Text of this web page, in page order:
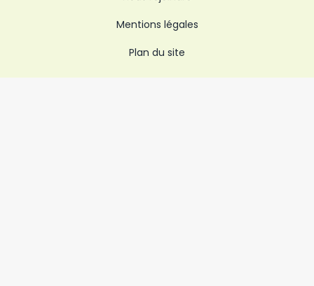
Mentions légales
Plan du site